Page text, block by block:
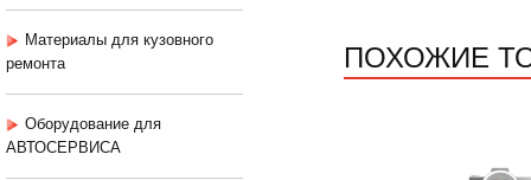
Материалы для кузовного
ремонта
Оборудование для
АВТОСЕРВИСА
ПОХОЖИЕ